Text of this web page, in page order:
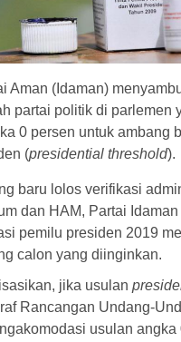
Aman (Idaman)
partai politik di parlemen
0 persen untuk ambang
(presidential threshold).
baru lolos verifikasi
dan HAM, Partai
pemilu presiden 2019
calon yang diinginkan.
jika usulan
Rancangan Undang-
usulan angka